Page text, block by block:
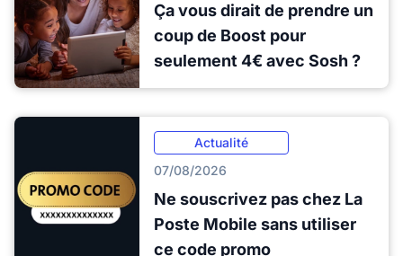
Ça vous dirait de prendre un
coup de Boost pour
seulement 4€ avec Sosh ?
Actualité
07/08/2026
Ne souscrivez pas chez La
Poste Mobile sans utiliser
ce code promo